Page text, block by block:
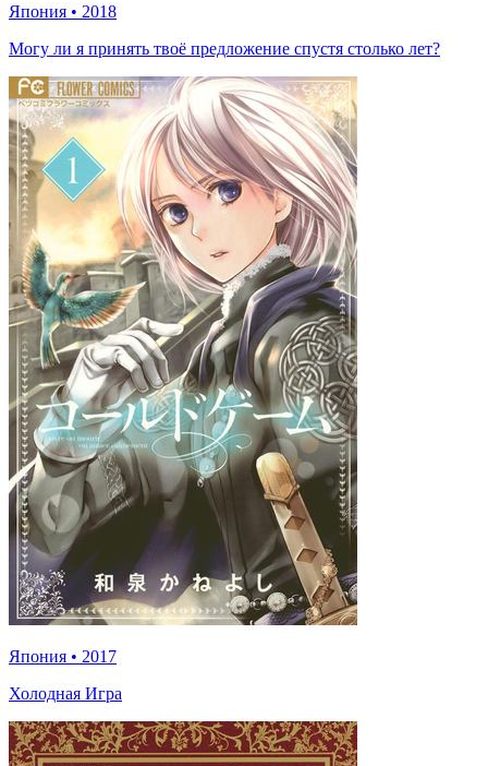
Япония • 2018
Могу ли я принять твоё предложение спустя столько лет?
Япония • 2017
Холодная Игра